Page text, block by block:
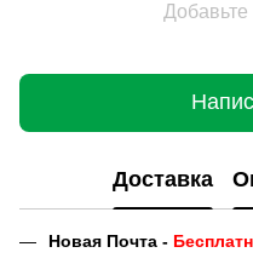
Доставка
Новая Почта -